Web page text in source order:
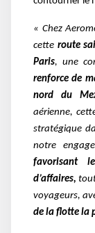
« Chez
cette route
Paris, une
renforce de
nord du
aérienne,
stratégique
notre
favorisant
d’affaires,
voyageurs,
de la flotte la